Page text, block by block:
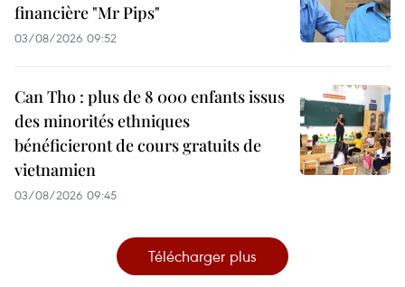
financière "Mr Pips"
03/08/2026 09:52
Can Tho : plus de 8 000 enfants issus
des minorités ethniques
bénéficieront de cours gratuits de
vietnamien
03/08/2026 09:45
Télécharger plus